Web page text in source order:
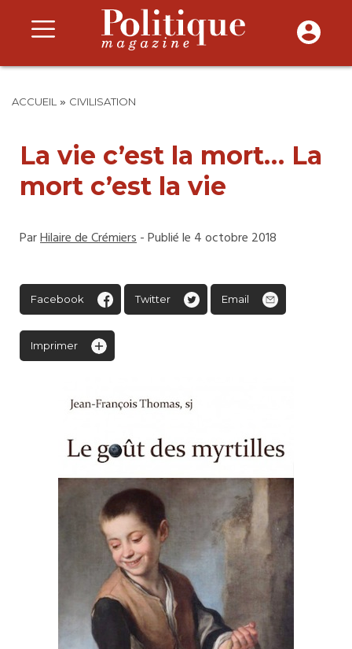
ACCUEIL » CIVILISATION
La vie c’est la mort… La
mort c’est la vie
ParHilaire de Crémiers- Publié le 4 octobre 2018
Facebook Twitter Email
Imprimer